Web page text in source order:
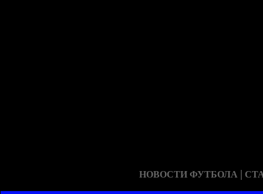
НОВОСТИ ФУТБОЛА |